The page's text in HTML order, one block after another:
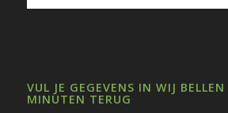
VUL JE GEGEVENS IN WIJ
MINUTEN TERUG